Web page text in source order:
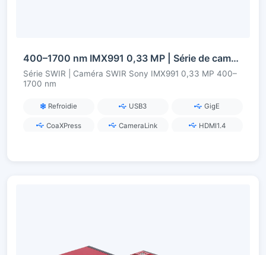
400–1700 nm IMX991 0,33 MP | Série de caméras SWIR InGaAs
Série SWIR | Caméra SWIR Sony IMX991 0,33 MP 400–
1700 nm
Refroidie USB3 GigE
CoaXPress CameraLink HDMI1.4